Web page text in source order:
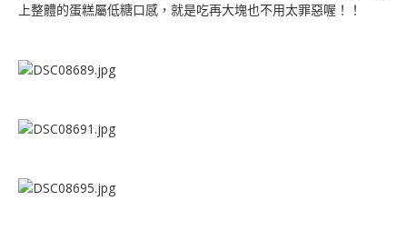
上整體的蛋糕屬低糖口感，就是吃再大塊也不用太罪惡喔！！